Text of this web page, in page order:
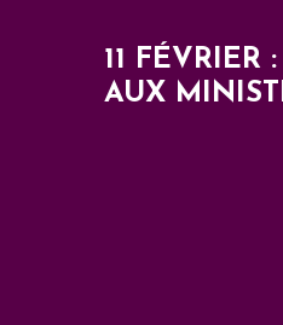
11 FÉVRIER
AUX